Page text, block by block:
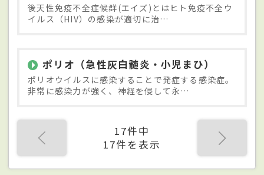
後天性免疫不全症候群(エイズ)とはヒト免疫不全ウ
イルス（HIV）の感染が適切に治…
ポリオ（急性灰白髄炎・小児まひ）
ポリオウイルスに感染することで発症する感染症。
非常に感染力が強く、神経を侵して永…
17件中
17件を表示